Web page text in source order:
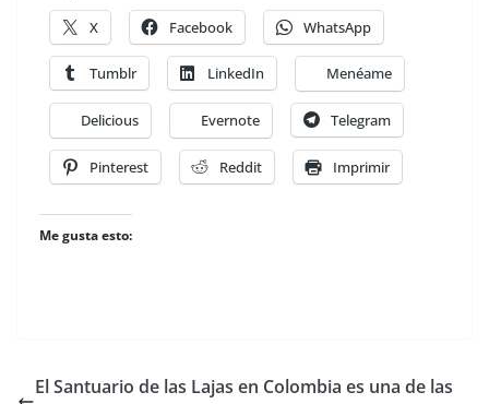
X Facebook WhatsApp
Tumblr LinkedIn Menéame
Delicious Evernote Telegram
Pinterest Reddit Imprimir
Me gusta esto:
El Santuario de las Lajas en Colombia es una de las